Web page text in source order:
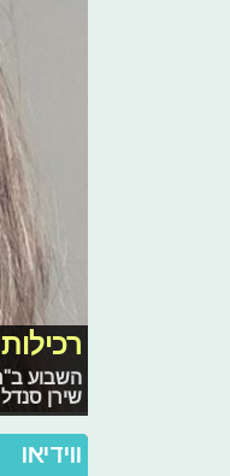
השבוע
שירן
ווידיאו